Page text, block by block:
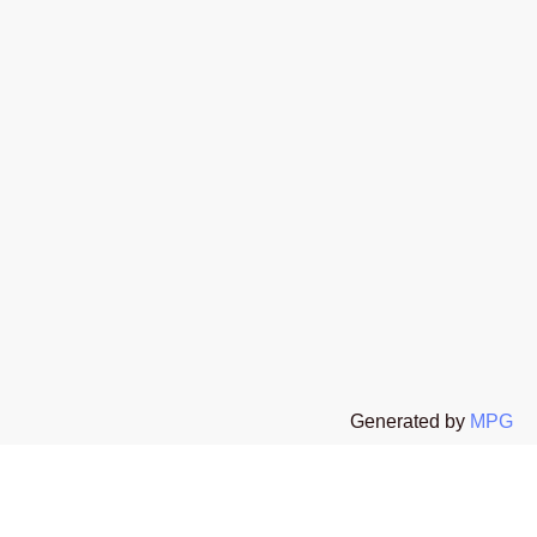
Generated by MPG